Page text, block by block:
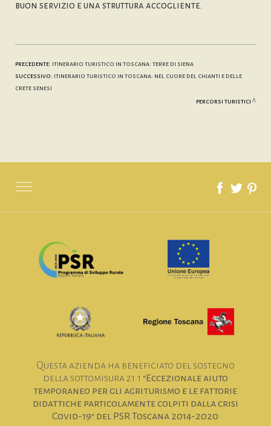
buon servizio e una struttura accogliente.
precedente: itinerario turistico in toscana: terre di siena
successivo: itinerario turistico in toscana: nel cuore del chianti e delle
crete senesi
percorsi turistici
Questa azienda ha beneficiato del sostegno
della sottomisura 21.1 "Eccezionale aiuto
temporaneo per gli agriturismo e le fattorie
didattiche particolamente colpiti dalla crisi
Covid-19" del PSR Toscana 2014-2020